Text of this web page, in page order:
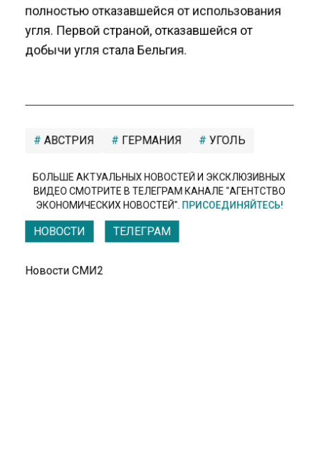
полностью отказавшейся от использования
угля. Первой страной, отказавшейся от
добычи угля стала Бельгия.
АВСТРИЯ ГЕРМАНИЯ УГОЛЬ
БОЛЬШЕ АКТУАЛЬНЫХ НОВОСТЕЙ И ЭКСКЛЮЗИВНЫХ
ВИДЕО СМОТРИТЕ В ТЕЛЕГРАМ КАНАЛЕ "АГЕНТСТВО
ЭКОНОМИЧЕСКИХ НОВОСТЕЙ". ПРИСОЕДИНЯЙТЕСЬ!
НОВОСТИ ТЕЛЕГРАМ
Новости СМИ2